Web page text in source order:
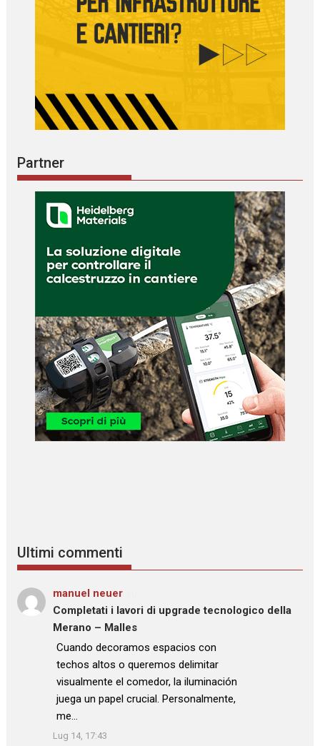
Partner
Ultimi commenti
manuel neuer
Completati i lavori di upgrade tecnologico della
Merano – Malles
: “
Cuando decoramos espacios con
techos altos o queremos delimitar
visualmente el comedor, la iluminación
juega un papel crucial. Personalmente,
me…
”
Lug 14, 17:43